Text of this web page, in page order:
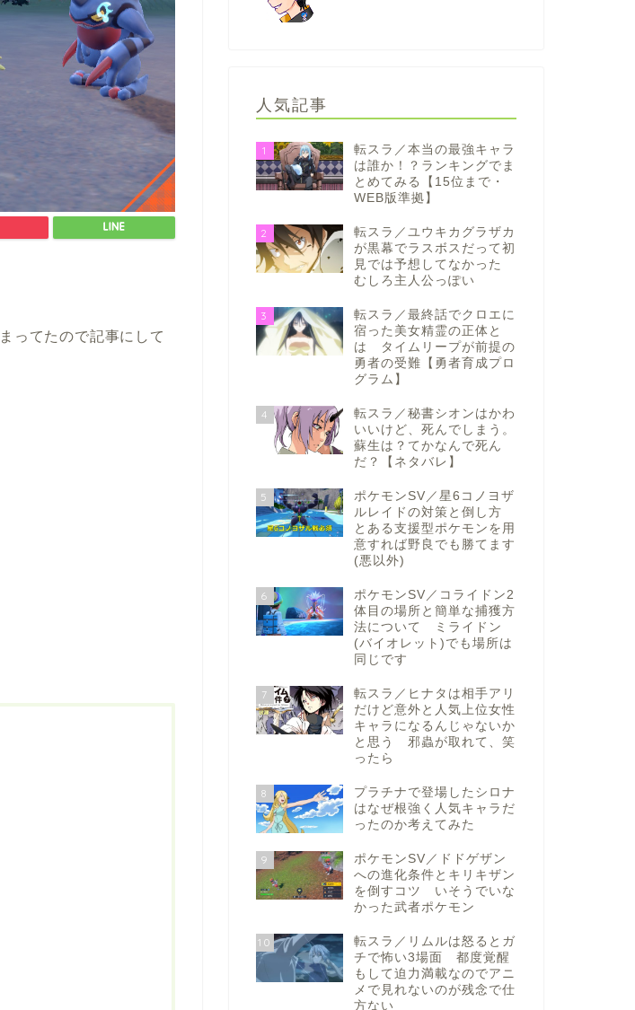
ってたので記事にして
人気記事
1
転スラ／本当の最強キャラ
は誰か！？ランキングでま
とめてみる【15位まで・
WEB版準拠】
2
転スラ／ユウキカグラザカ
が黒幕でラスボスだって初
見では予想してなかった
むしろ主人公っぽい
3
転スラ／最終話でクロエに
宿った美女精霊の正体と
は タイムリープが前提の
勇者の受難【勇者育成プロ
グラム】
4
転スラ／秘書シオンはかわ
いいけど、死んでしまう。
蘇生は？てかなんで死ん
だ？【ネタバレ】
5
ポケモンSV／星6コノヨザ
ルレイドの対策と倒し方
とある支援型ポケモンを用
意すれば野良でも勝てます
(悪以外)
6
ポケモンSV／コライドン2
体目の場所と簡単な捕獲方
法について ミライドン
(バイオレット)でも場所は
同じです
7
転スラ／ヒナタは相手アリ
だけど意外と人気上位女性
キャラになるんじゃないか
と思う 邪蟲が取れて、笑
ったら
8
プラチナで登場したシロナ
はなぜ根強く人気キャラだ
ったのか考えてみた
9
ポケモンSV／ドドゲザン
への進化条件とキリキザン
を倒すコツ いそうでいな
かった武者ポケモン
10
転スラ／リムルは怒るとガ
チで怖い3場面 都度覚醒
もして迫力満載なのでアニ
メで見れないのが残念で仕
方ない